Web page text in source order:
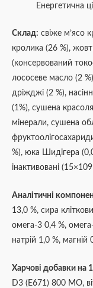
Енергетична
Склад: свіже м’ясо
кролика (26 %),
(консервований
лососеве масло (2
дріжджі (2 %),
(1%), сушена
мінерали, сушена
%), юка Шидігера
інактивовані
Аналітичні
13,0 %, сира
омега-3 0,4 %,
натрій 1,0 %, магній
Харчові добавки на
D3 (E671) 800 МО,